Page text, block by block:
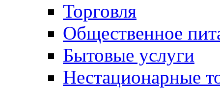
Торговля
Общественное
Бытовые услуги
Нестационарные